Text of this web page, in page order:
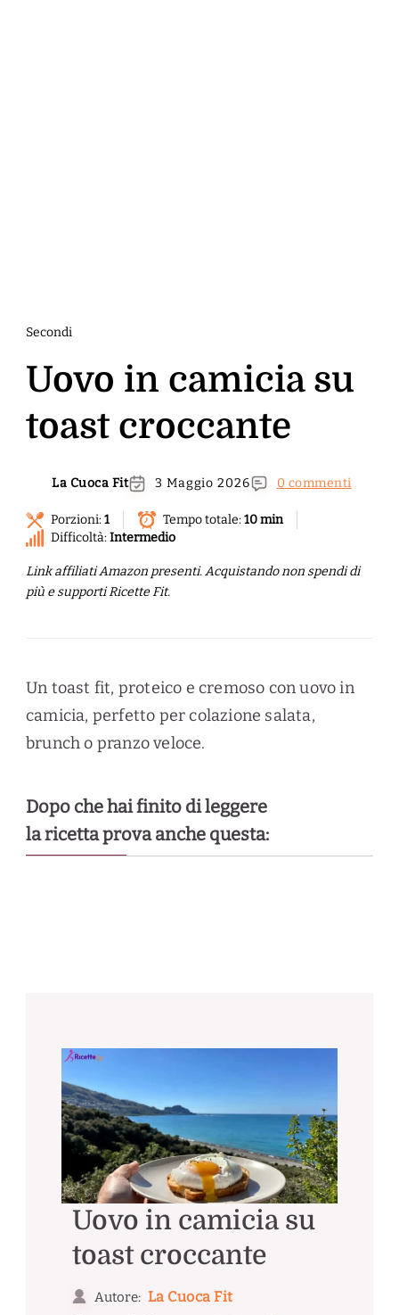
Secondi
Uovo in camicia su
toast croccante
La Cuoca Fit 3 Maggio 2026 0 commenti
Porzioni:1 Tempo totale:10 min
Difficoltà:Intermedio
Link affiliati Amazon presenti. Acquistando non spendi di
più e supporti Ricette Fit.
Un toast fit, proteico e cremoso con uovo in
camicia, perfetto per colazione salata,
brunch o pranzo veloce.
Dopo che hai finito di leggere
la ricetta prova anche questa:
Uovo in camicia su
toast croccante
Autore: La Cuoca Fit